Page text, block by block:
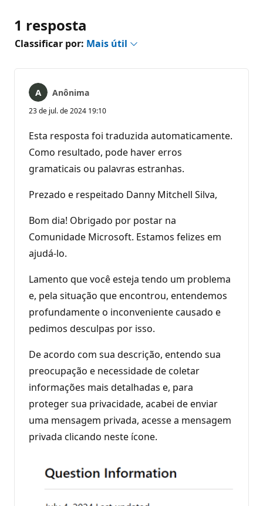
1 resposta
Classificar por: Mais útil
Anônima
23 de jul. de 2024 19:10
Esta resposta foi traduzida automaticamente.
Como resultado, pode haver erros
gramaticais ou palavras estranhas.
Prezado e respeitado Danny Mitchell Silva,
Bom dia! Obrigado por postar na
Comunidade Microsoft. Estamos felizes em
ajudá-lo.
Lamento que você esteja tendo um problema
e, pela situação que encontrou, entendemos
profundamente o inconveniente causado e
pedimos desculpas por isso.
De acordo com sua descrição, entendo sua
preocupação e necessidade de coletar
informações mais detalhadas e, para
proteger sua privacidade, acabei de enviar
uma mensagem privada, acesse a mensagem
privada clicando neste ícone.